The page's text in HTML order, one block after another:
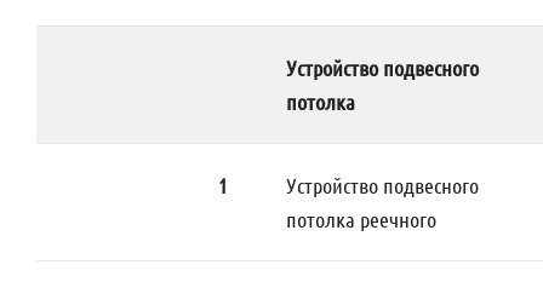
Устройство подвесного
потолка
1
Устройство подвесного
потолка реечного